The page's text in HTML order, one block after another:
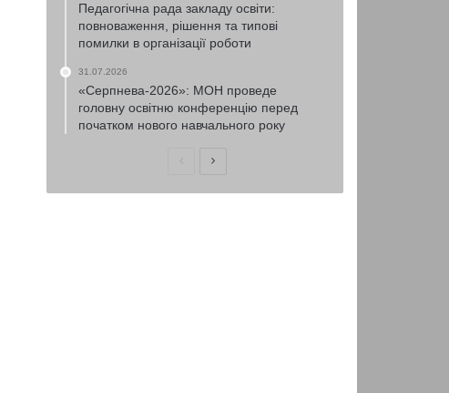
Педагогічна рада закладу освіти:
повноваження, рішення та типові
помилки в організації роботи
31.07.2026
«Серпнева-2026»: МОН проведе
головну освітню конференцію перед
початком нового навчального року
ПопередняНаступна